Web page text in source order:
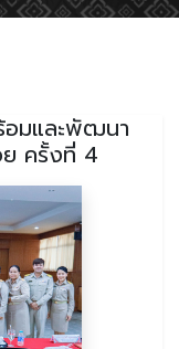
อมและพัฒนา
ย ครั้งที่ 4